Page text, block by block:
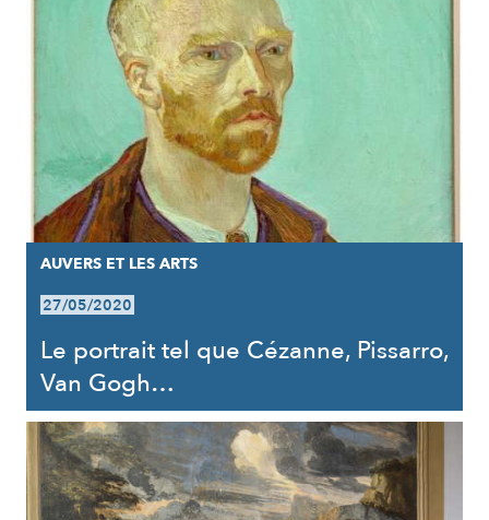
AUVERS ET LES ARTS
27/05/2020
Le portrait tel que Cézanne, Pissarro,
Van Gogh…